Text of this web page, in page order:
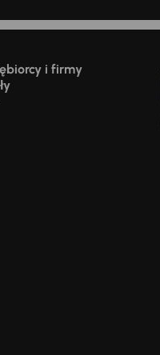
i firmy